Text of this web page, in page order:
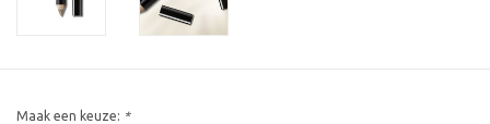
Maak een keuze: *